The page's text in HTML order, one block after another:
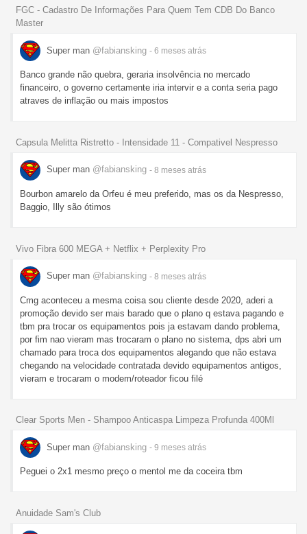
FGC - Cadastro De Informações Para Quem Tem CDB Do Banco
Master
Super man @fabiansking - 6 meses atrás
Banco grande não quebra, geraria insolvência no mercado
financeiro, o governo certamente iria intervir e a conta seria pago
atraves de inflação ou mais impostos
Capsula Melitta Ristretto - Intensidade 11 - Compativel Nespresso
Super man @fabiansking - 8 meses atrás
Bourbon amarelo da Orfeu é meu preferido, mas os da Nespresso,
Baggio, Illy são ótimos
Vivo Fibra 600 MEGA + Netflix + Perplexity Pro
Super man @fabiansking - 8 meses atrás
Cmg aconteceu a mesma coisa sou cliente desde 2020, aderi a
promoção devido ser mais barado que o plano q estava pagando e
tbm pra trocar os equipamentos pois ja estavam dando problema,
por fim nao vieram mas trocaram o plano no sistema, dps abri um
chamado para troca dos equipamentos alegando que não estava
chegando na velocidade contratada devido equipamentos antigos,
vieram e trocaram o modem/roteador ficou filé
Clear Sports Men - Shampoo Anticaspa Limpeza Profunda 400Ml
Super man @fabiansking - 9 meses atrás
Peguei o 2x1 mesmo preço o mentol me da coceira tbm
Anuidade Sam's Club